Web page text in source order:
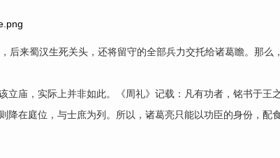
来蜀汉生死关头，还将留守的全部兵力交托给诸葛瞻。那么，
庙，实际上并非如此。《周礼》记载：凡有功者，铭书于王
在庭位，与士庶为列。所以，诸葛亮只能以功臣的身份，配